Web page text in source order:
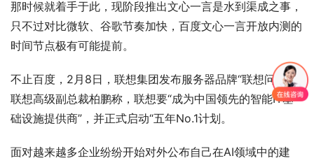
那时候就着手于此，现阶段推出文心一言是水到渠成之事，
只不过对比微软、谷歌节奏加快，百度文心一言开放内测的
时间节点极有可能提前。
不止百度，2月8日，联想集团发布服务器品牌“联想问天”。
联想高级副总裁柏鹏称，联想要“成为中国领先的智能IT基
础设施提供商”，并正式启动“五年No.1计划。
面对越来越多企业纷纷开始对外公布自己在AI领域中的建